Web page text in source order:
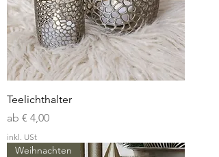
Teelichthalter
ab € 4,00
Sale-Preis
inkl. USt
Weihnachten